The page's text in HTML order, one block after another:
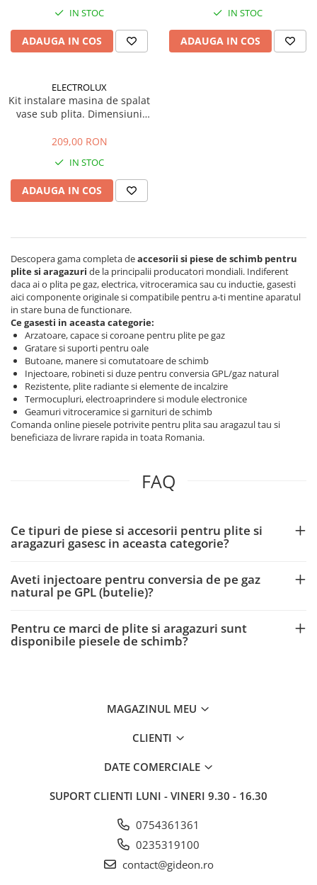
IN STOC
ADAUGA IN COS
IN STOC
ADAUGA IN COS
ELECTROLUX
Kit instalare masina de spalat
vase sub plita. Dimensiuni
209,00 RON
IN STOC
ADAUGA IN COS
Descopera gama completa deaccesorii si piese de schimb pentru
plite si aragazuri de la principalii producatori mondiali. Indiferent
daca ai o plita pe gaz, electrica, vitroceramica sau cu inductie, gasesti
aici componente originale si compatibile pentru a-ti mentine aparatul
in stare buna de functionare.
Ce gasesti in aceasta categorie:
Arzatoare, capace si coroane pentru plite pe gaz
Gratare si suporti pentru oale
Butoane, manere si comutatoare de schimb
Injectoare, robineti si duze pentru conversia GPL/gaz natural
Rezistente, plite radiante si elemente de incalzire
Termocupluri, electroaprindere si module electronice
Geamuri vitroceramice si garnituri de schimb
Comanda online piesele potrivite pentru plita sau aragazul tau si
beneficiaza de livrare rapida in toata Romania.
FAQ
Ce tipuri de piese si accesorii pentru plite si
aragazuri gasesc in aceasta categorie?
Aveti injectoare pentru conversia de pe gaz
natural pe GPL (butelie)?
Pentru ce marci de plite si aragazuri sunt
disponibile piesele de schimb?
MAGAZINUL MEU
CLIENTI
DATE COMERCIALE
SUPORT CLIENTI LUNI - VINERI 9.30 - 16.30
0754361361
0235319100
contact@gideon.ro